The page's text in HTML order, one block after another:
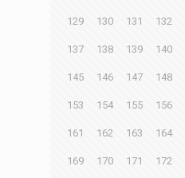
129 130 131 132
137 138 139 140
145 146 147 148
153 154 155 156
161 162 163 164
169 170 171 172